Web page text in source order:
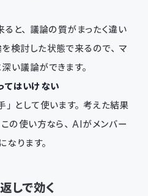
と、議論の質がまったく違い
検討した状態で来るので、マ
い議論ができます。
てはいけない
として使います。考えた結果
の使い方なら、AIがメンバー
ります。
しで効く